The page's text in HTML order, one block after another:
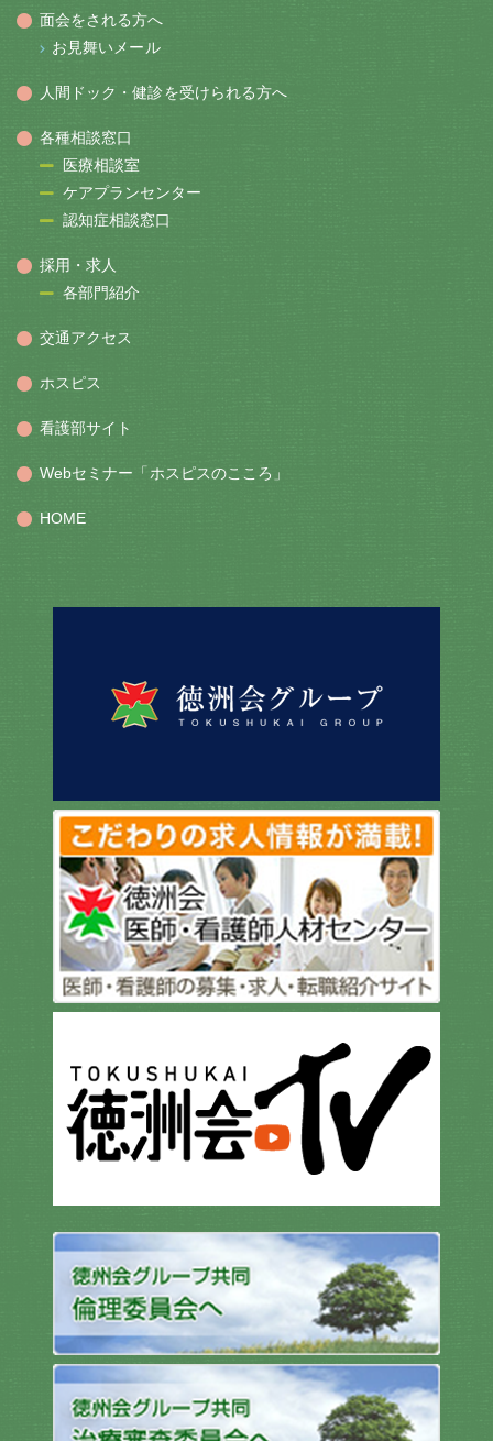
面会をされる方へ
お見舞いメール
人間ドック・健診を受けられる方へ
各種相談窓口
医療相談室
ケアプランセンター
認知症相談窓口
採用・求人
各部門紹介
交通アクセス
ホスピス
看護部サイト
Webセミナー「ホスピスのこころ」
HOME